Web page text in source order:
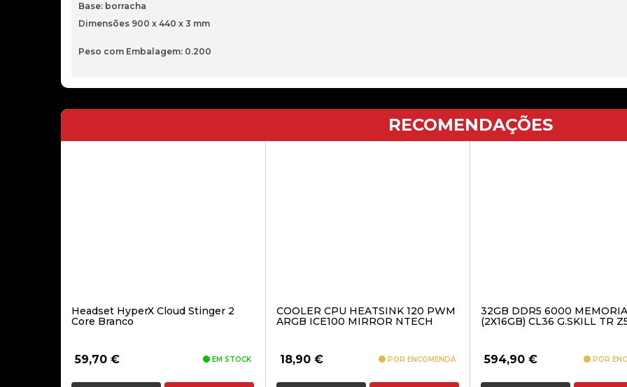
Base: borracha
Dimensões 900 x 440 x 3 mm
Peso com Embalagem: 0.200
RECOMENDAÇÕES
Headset HyperX Cloud Stinger 2
Core Branco
59,70 € EM STOCK
COOLER CPU HEATSINK 120 PWM
ARGB ICE100 MIRROR NTECH
18,90 € POR ENCOMENDA
32GB DDR5 6000
(2X16GB) CL36 G.SKILL TR
594,90 € POR